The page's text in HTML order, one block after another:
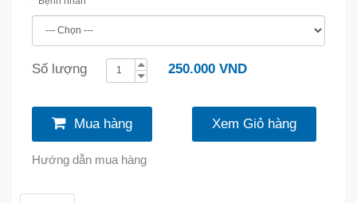
Số lượng 250.000 VND
Mua hàng Xem Giỏ hàng
Hướng dẫn mua hàng